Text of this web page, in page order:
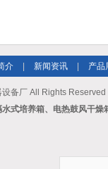
介 新闻资讯 产品
备厂 All Rights Reserved
式培养箱、电热鼓风干